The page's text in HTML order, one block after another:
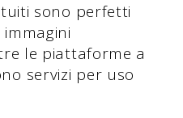
sono perfetti
le piattaforme a
servizi per uso